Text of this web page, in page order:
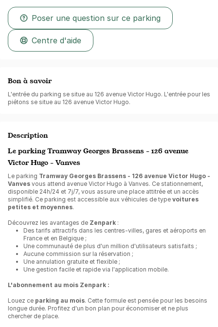
Poser une question sur ce parking
Centre d'aide
Bon à savoir
L'entrée du parking se situe au 126 avenue Victor Hugo. L'entrée pour les
piétons se situe au 126 avenue Victor Hugo.
Description
Le parking Tramway Georges Brassens - 126 avenue
Victor Hugo - Vanves
Le parking Tramway Georges Brassens - 126 avenue Victor Hugo -
Vanves vous attend avenue Victor Hugo à Vanves. Ce stationnement,
disponible 24h/24 et 7j/7, vous assure une place attitrée et un accès
simplifié. Ce parking est accessible aux véhicules de type voitures
petites et moyennes.
Découvrez les avantages de Zenpark :
Des tarifs attractifs dans les centres-villes, gares et aéroports en
France et en Belgique ;
Une communauté de plus d'un million d'utilisateurs satisfaits ;
Aucune commission sur la réservation ;
Une annulation gratuite et flexible ;
Une gestion facile et rapide via l'application mobile.
L'abonnement au mois Zenpark :
Louez ce parking au mois. Cette formule est pensée pour les besoins
longue durée. Profitez d'un bon plan pour économiser et ne plus
chercher de place.